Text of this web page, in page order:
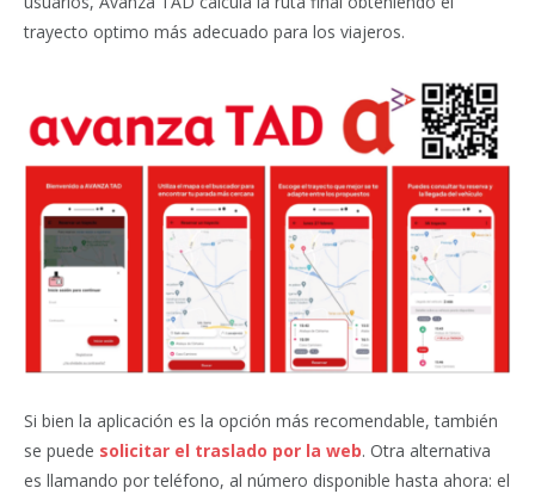
trayecto optimo más adecuado para los viajeros.
Si bien la aplicación es la opción más recomendable, también
se puede solicitar el traslado por la web. Otra alternativa
es llamando por teléfono, al número disponible hasta ahora: el